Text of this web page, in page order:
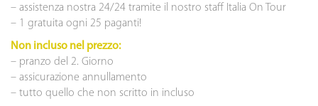
– assistenza nostra 24/24 tramite il nostro staff Italia On Tour
– 1 gratuita ogni 25 paganti!
Non incluso nel prezzo:
– pranzo del 2. Giorno
– assicurazione annullamento
– tutto quello che non scritto in incluso